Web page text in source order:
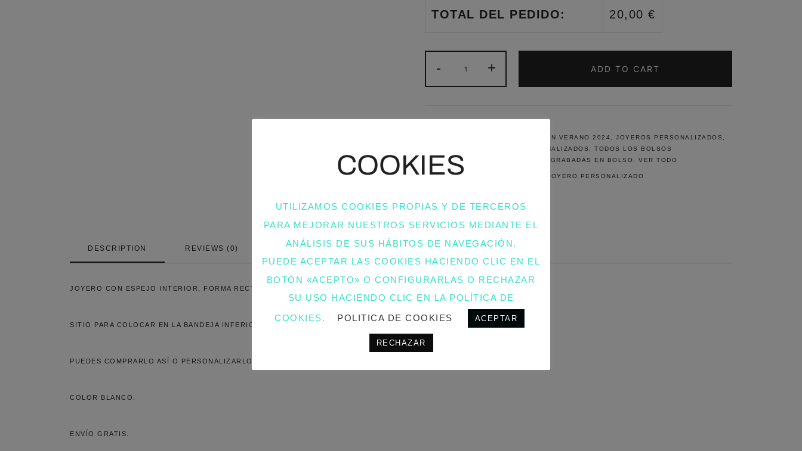
TOTAL DEL PEDIDO: 20,00 €
-
PERSONALIZADO
COLOR:
BLANCO.
+ ADD TO CART
SKU:JOYERO GRANDE BLANCO
BOLSOS COLECCIÓN VERANO 2024 JOYEROS PERSONALIZADOS
REGALOS Y PRODUCTOS PERSONALIZADOS
TODOS LOS BOLSOS
PERSONALIZABLES CON LETRAS GRABADAS EN BOLSO
VER TODO
TAGS: JOYERO JOYERO PERSONALIZADO
DESCRIPTION REVIEWS (0)
JOYERO CON ESPEJO INTERIOR, FORMA RECTANGULAR, TAMAÑO: 20 CM X 14 CM X 8 CM.
SITIO PARA COLOCAR EN LA BANDEJA INFERIOR Y EN LA TAPA.
PUEDES COMPRARLO ASÍ O PERSONALIZARLO.
COLOR BLANCO.
ENVÍO GRATIS.
COOKIES
UTILIZAMOS COOKIES PROPIAS Y DE TERCEROS
PARA MEJORAR NUESTROS SERVICIOS MEDIANTE EL
ANÁLISIS DE SUS HÁBITOS DE NAVEGACIÓN.
PUEDE ACEPTAR LAS COOKIES HACIENDO CLIC EN EL
BOTÓN «ACEPTO» O CONFIGURARLAS O RECHAZAR
SU USO HACIENDO CLIC EN LA POLÍTICA DE
COOKIES.
POLITICA DE COOKIES ACEPTAR
RECHAZAR